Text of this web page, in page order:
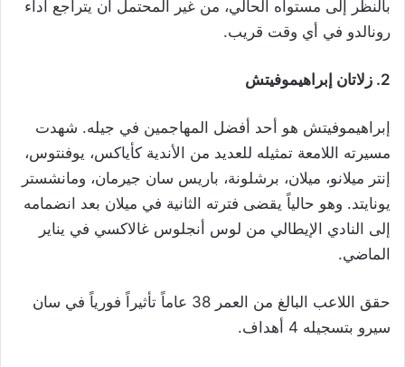
بالنظر إلى مستواه الحالي، من غير المحتمل أن يتراجع أداء
رونالدو في أي وقت قريب.
2. زلاتان إبراهيموفيتش
إبراهيموفيتش هو أحد أفضل المهاجمين في جيله. شهدت
مسيرته اللامعة تمثيله للعديد من الأندية كأياكس، يوفنتوس،
إنتر ميلانو، ميلان، برشلونة، باريس سان جيرمان، ومانشستر
يونايتد. وهو حالياً يقضى فترته الثانية في ميلان بعد انضمامه
إلى النادي الإيطالي من لوس أنجلوس غالاكسي في يناير
الماضي.
حقق اللاعب البالغ من العمر 38 عاماً تأثيراً فورياً في سان
سيرو بتسجيله 4 أهداف.